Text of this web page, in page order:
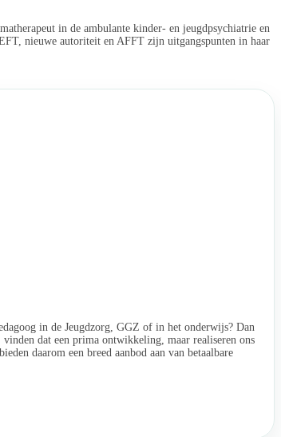
in de ambulante kinder- en jeugdpsychiatrie en
nieuwe autoriteit en AFFT zijn uitgangspunten in haar
in de Jeugdzorg, GGZ of in het onderwijs? Dan
dat een prima ontwikkeling, maar realiseren ons
daarom een breed aanbod aan van betaalbare